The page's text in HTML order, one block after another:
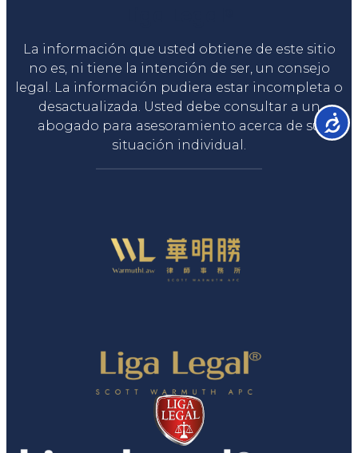
La información que usted obtiene de este sitio
no es, ni tiene la intención de ser, un consejo
legal. La información pudiera estar incompleta o
desactualizada. Usted debe consultar a un
abogado para asesoramiento acerca de su
situación individual.